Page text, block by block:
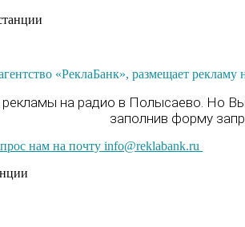
«РеклаБанк», размещает
на радио в Полысаево. Но
заполнив форму
нам на почту info@reklabank.ru